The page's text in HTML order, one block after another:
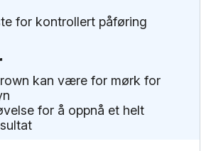
for kontrollert påføring
kan være for mørk for
for å oppnå et helt